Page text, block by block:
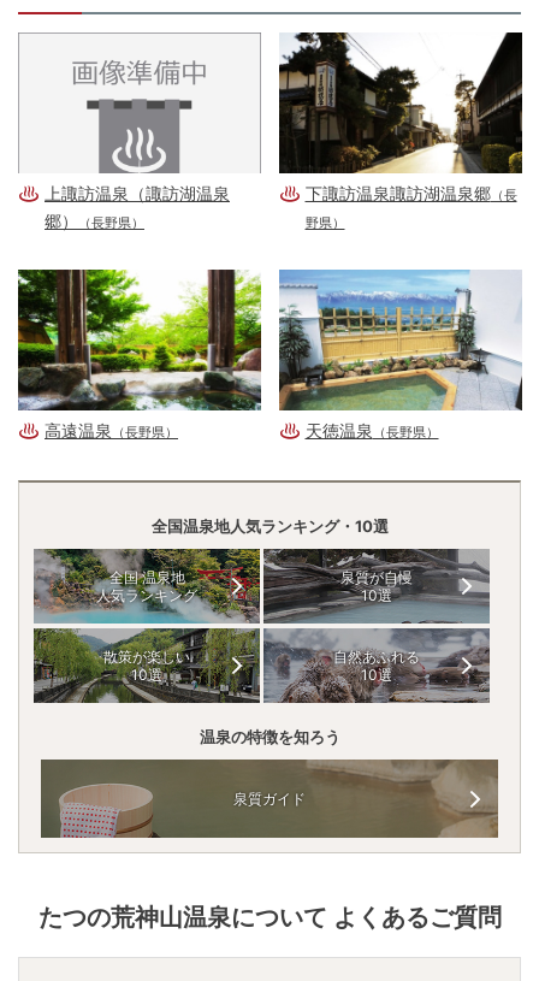
上諏訪温泉（諏訪湖温泉
郷）
（長野県）
下諏訪温泉諏訪湖温泉郷（長
野県）
高遠温泉 （長野県） 天徳温泉 （長野県）
全国温泉地人気ランキング・10選
全国 温泉地
人気ランキング
泉質が自慢
10選
散策が楽しい
10選
自然あふれる
10選
温泉の特徴を知ろう
泉質ガイド
たつの荒神山温泉について よくあるご質問